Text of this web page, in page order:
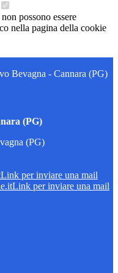
possono essere
nella pagina della cookie
Bevagna - Cannara (PG)
(PG)
(PG)
Link per inviare una mail
Link per inviare una mail